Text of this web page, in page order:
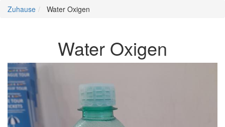
Zuhause Water Oxigen
Water Oxigen